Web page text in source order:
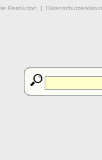
Resolution |